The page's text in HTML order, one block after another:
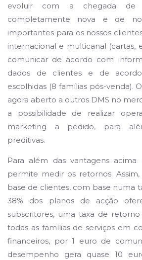
evoluir com a chegada de
completamente nova e de
importantes para os nossos
internacional e multicanal (cartas,
comunicar de acordo com
dados de clientes e de
escolhidas (8 famílias pós-venda).
agora aberto a outros DMS no
a possibilidade de realizar
marketing a pedido, para
preditivas.
Para além das vantagens acima
permite medir os retornos.
base de clientes, com base numa
38% dos planos de acção
subscritores, uma taxa de
todas as famílias de serviços em
financeiros, por 1 euro de
desempenho gera quase 10